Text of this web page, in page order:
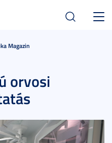
Magazin
orvosi